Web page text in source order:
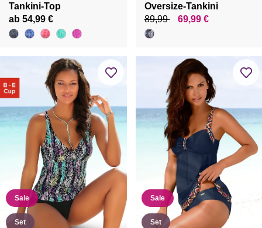
Tankini-Top
ab 54,99 €
Oversize-Tankini
89,99
69,99 €
Sale
Set
Sale
Set